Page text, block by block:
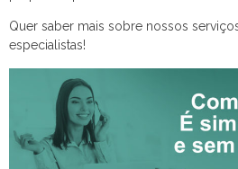
Quer saber mais sobre nossos
especialistas!